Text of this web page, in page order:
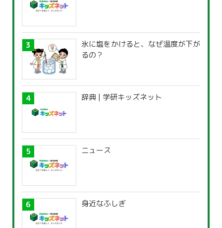
氷に塩をかけると、なぜ温度が下が
るの？
辞典 | 学研キッズネット
ニュース
身近なふしぎ